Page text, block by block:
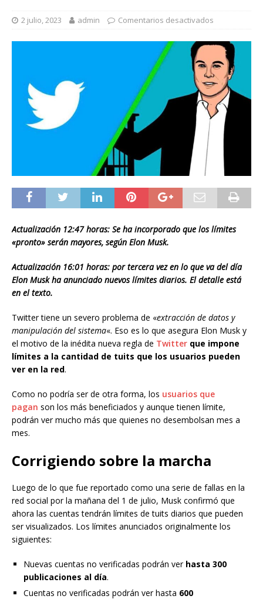
2 julio, 2023 admin Comentarios desactivados
Actualización 12:47 horas: Se ha incorporado que los límites
«pronto» serán mayores, según Elon Musk.
Actualización 16:01 horas: por tercera vez en lo que va del día
Elon Musk ha anunciado nuevos límites diarios. El detalle está
en el texto.
Twitter tiene un severo problema de «extracción de datos y
manipulación del sistema«. Eso es lo que asegura Elon Musk y
el motivo de la inédita nueva regla de Twitter que impone
límites a la cantidad de tuits que los usuarios pueden
ver en la red.
Como no podría ser de otra forma, los usuarios que
pagan son los más beneficiados y aunque tienen límite,
podrán ver mucho más que quienes no desembolsan mes a
mes.
Corrigiendo sobre la marcha
Luego de lo que fue reportado como una serie de fallas en la
red social por la mañana del 1 de julio, Musk confirmó que
ahora las cuentas tendrán límites de tuits diarios que pueden
ser visualizados. Los límites anunciados originalmente los
siguientes:
Nuevas cuentas no verificadas podrán ver hasta 300
publicaciones al día.
Cuentas no verificadas podrán ver hasta 600